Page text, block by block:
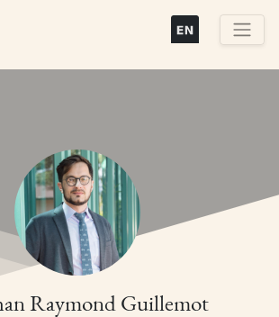
Raymond Guillemot